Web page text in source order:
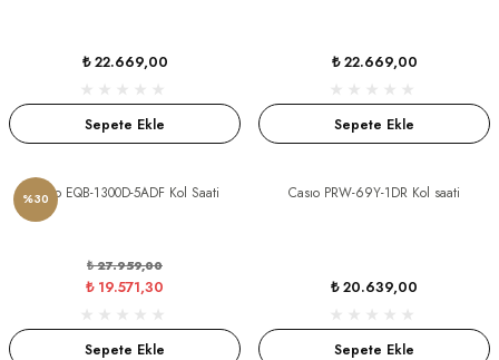
₺ 22.669,00
Sepete Ekle
₺ 22.669,00
Sepete Ekle
%30
Casıo EQB-1300D-5ADF Kol Saati
₺ 27.959,00
₺ 19.571,30
Sepete Ekle
Casıo PRW-69Y-1DR Kol saati
₺ 20.639,00
Sepete Ekle